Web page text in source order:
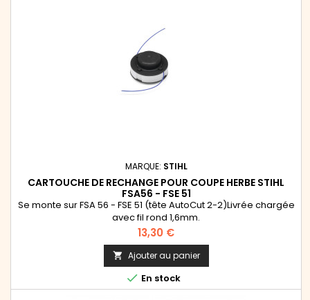
MARQUE: STIHL
CARTOUCHE DE RECHANGE POUR COUPE HERBE STIHL
FSA56 - FSE 51
Se monte sur FSA 56 - FSE 51 (tête AutoCut 2-2)Livrée chargée
avec fil rond 1,6mm.
Prix
13,30 €
 Ajouter au panier
 En stock